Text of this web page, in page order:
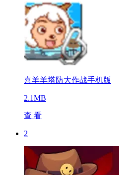
喜羊羊塔防大作战手机版
2.1MB
查 看
2